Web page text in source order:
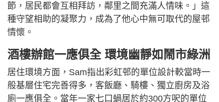
節，居民都會互相拜訪，鄰里之間充滿人情味。」這
種守望相助的凝聚力，成為了他心中無可取代的屋邨
情懷。
酒樓辦館一應俱全 環境幽靜如鬧市綠洲
居住環境方面，Sam指出彩虹邨的單位設計較當時一
般基層住宅完善得多，客飯廳、騎樓、獨立廚房及浴
廁一應俱全。當年一家七口蝸居於約300方呎的單位